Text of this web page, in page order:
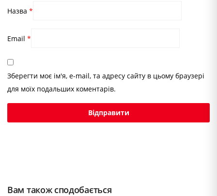
Назва *
Email *
Зберегти моє ім'я, e-mail, та адресу сайту в цьому браузері
для моїх подальших коментарів.
Вам також сподобається